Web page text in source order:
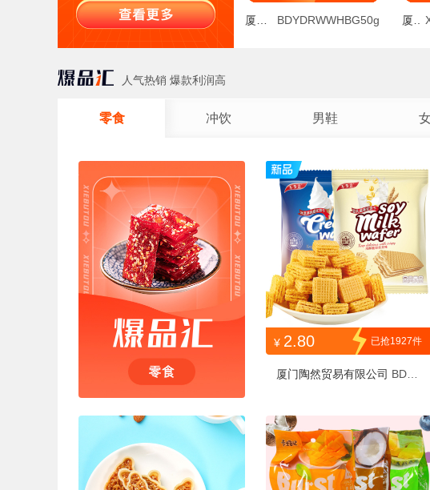
BDYDRWWHBG50g
人气热销 爆款利润高
零食 冲饮 男鞋
¥ 2.80 已抢1927件
厦门陶然贸易有限公司 BDYD